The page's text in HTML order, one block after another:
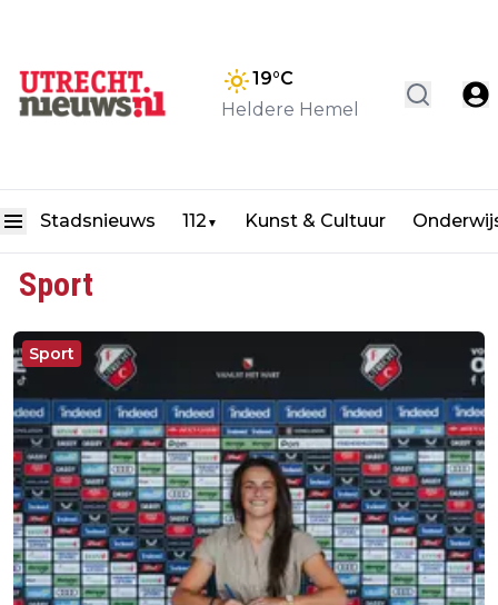
19°C
Heldere Hemel
Stadsnieuws 112 ▼ Kunst & Cultuur
Sport
Sport